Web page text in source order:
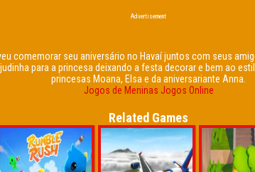
Advertisement
comemorar seu aniversário no Havaí juntos com seus
para a princesa deixando a festa decorar e bem ao
princesas Moana, Elsa e da aniversariante Anna.
Jogos de Meninas Jogos Online
Related Games